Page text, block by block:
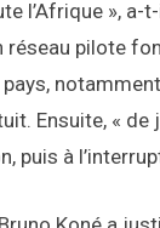
l’Afrique »,
réseau pilote
Ensuite, «
puis à